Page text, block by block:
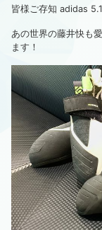
皆様ご存知 adidas
あの世界の藤井快も
ます！